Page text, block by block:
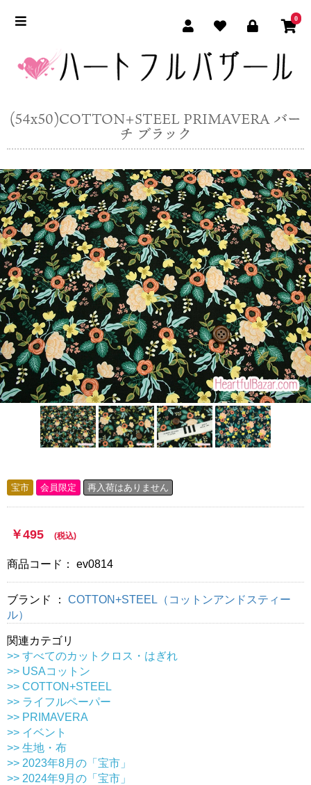
0
(54x50)COTTON+STEEL PRIMAVERA バー
チ ブラック
宝市 会員限定 再入荷はありません
￥495 (税込)
商品コード： ev0814
ブランド ： COTTON+STEEL（コットンアンドスティー
ル）
関連カテゴリ
>> すべてのカットクロス・はぎれ
>> USAコットン
>> COTTON+STEEL
>> ライフルペーパー
>> PRIMAVERA
>> イベント
>> 生地・布
>> 2023年8月の「宝市」
>> 2024年9月の「宝市」